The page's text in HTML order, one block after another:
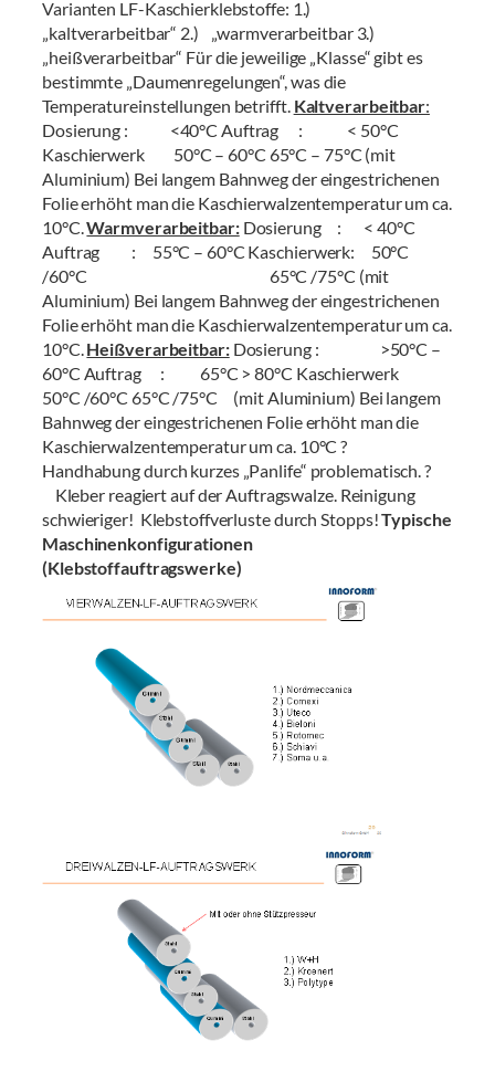
Varianten LF-Kaschierklebstoffe: 1.)
„kaltverarbeitbar“ 2.) „warmverarbeitbar 3.)
„heißverarbeitbar“ Für die jeweilige „Klasse“ gibt es
bestimmte „Daumenregelungen“, was die
Temperatureinstellungen betrifft. Kaltverarbeitbar:
Dosierung : <40°C Auftrag : < 50°C
Kaschierwerk 50°C – 60°C 65°C – 75°C (mit
Aluminium) Bei langem Bahnweg der eingestrichenen
Folie erhöht man die Kaschierwalzentemperatur um ca.
10°C.Warmverarbeitbar:Dosierung : < 40°C
Auftrag : 55°C – 60°C Kaschierwerk: 50°C
/60°C 65°C /75°C (mit
Aluminium) Bei langem Bahnweg der eingestrichenen
Folie erhöht man die Kaschierwalzentemperatur um ca.
10°C.Heißverarbeitbar:Dosierung : >50°C –
60°C Auftrag : 65°C > 80°C Kaschierwerk
50°C /60°C 65°C /75°C (mit Aluminium) Bei langem
Bahnweg der eingestrichenen Folie erhöht man die
Kaschierwalzentemperatur um ca. 10°C ?
Handhabung durch kurzes „Panlife“ problematisch. ?
Kleber reagiert auf der Auftragswalze. Reinigung
schwieriger! Klebstoffverluste durch Stopps!Typische
Maschinenkonfigurationen
(Klebstoffauftragswerke)